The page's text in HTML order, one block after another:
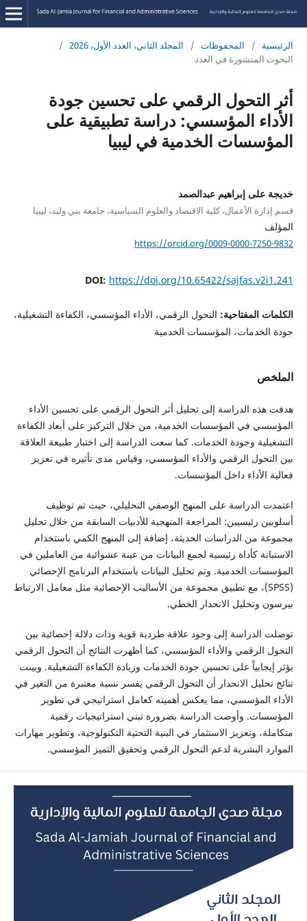
الرئيسية / المحفوظات / المجلد الثاني، العدد الأول، 2026
/
البحوث المنشورة في العدد
أثر التحول الرقمي على تحسين جودة
الأداء المؤسسي: دراسة تطبيقية على
المؤسسات الخدمية في ليبيا
خديجة على إبراهيم عبدالصمد
قسم إدارة الأعمال، كلية الاقتصاد والعلوم السياسية، جامعة بني وليد، ليبيا
المؤلف
https://orcid.org/0009-0000-7250-9832
DOI: https://doi.org/10.65422/sajfas.v2i1.241
الكلمات المفتاحية: التحول الرقمي، الأداء المؤسسي، الكفاءة التشغيلية،
جودة الخدمات، المؤسسات الخدمية
الملخص
هدفت هذه الدراسة إلى تحليل أثر التحول الرقمي على تحسين الأداء
المؤسسي في المؤسسات الخدمية، من خلال التركيز على أبعاد الكفاءة
التشغيلية وجودة الخدمات. كما سعت الدراسة إلى اختبار طبيعة العلاقة
بين التحول الرقمي والأداء المؤسسي، وقياس مدى تأثيره في تعزيز
فعالية الأداء داخل المؤسسات.
اعتمدت الدراسة على المنهج الوصفي التحليلي، حيث تم توظيف
أسلوبين رئيسيين: المراجعة المنهجية للأدبيات السابقة من خلال تحليل
مجموعة من الدراسات الحديثة، إضافة إلى المنهج الكمي باستخدام
الاستبانة كأداة رئيسية لجمع البيانات من عينة عشوائية من العاملين في
المؤسسات الخدمية. وتم تحليل البيانات باستخدام البرنامج الإحصائي
(SPSS)، مع تطبيق مجموعة من الأساليب الإحصائية مثل معامل الارتباط
بيرسون وتحليل الانحدار الخطي.
توصلت الدراسة إلى وجود علاقة طردية قوية وذات دلالة إحصائية بين
التحول الرقمي والأداء المؤسسي، كما أظهرت النتائج أن التحول الرقمي
يؤثر إيجابياً على تحسين جودة الخدمات وزيادة الكفاءة التشغيلية. وبينت
نتائج تحليل الانحدار أن التحول الرقمي يفسر نسبة معتبرة من التغير في
الأداء المؤسسي، مما يعكس أهميته كعامل استراتيجي في تطوير
المؤسسات. وأوصت الدراسة بضرورة تبني استراتيجيات رقمية
متكاملة، وتعزيز الاستثمار في البنية التحتية التكنولوجية، وتطوير مهارات
الموارد البشرية لدعم التحول الرقمي وتحقيق التميز المؤسسي.